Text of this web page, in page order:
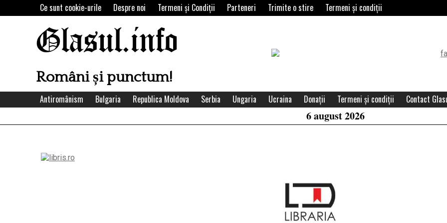
to
Ce sunt cookie-urile Despre noi Termeni şi Condiţii Parteneri Trimite o stire Termeni și condiții
Glasul.info
Români și punctum!
Header
Area
Antiromânism Bulgaria Republica Moldova Serbia Ungaria Ucraina Donații Termeni și condiții Contact
6 august 2026
Left
Asides